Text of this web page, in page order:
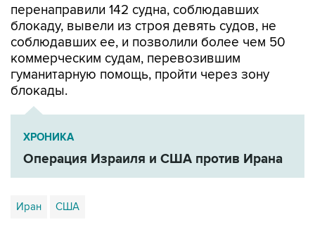
перенаправили 142 судна, соблюдавших
блокаду, вывели из строя девять судов, не
соблюдавших ее, и позволили более чем 50
коммерческим судам, перевозившим
гуманитарную помощь, пройти через зону
блокады.
ХРОНИКА
Операция Израиля и США против Ирана
Иран США